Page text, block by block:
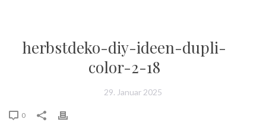
herbstdeko-diy-ideen-dupli-
color-2-18
29. Januar 2025
0